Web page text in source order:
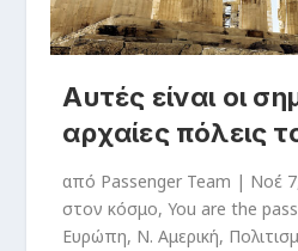
Αυτές είναι οι
αρχαίες πόλεις
από Passenger Team | Νοέ
στον κόσμο,You are the
Ευρώπη, Ν. Αμερική,